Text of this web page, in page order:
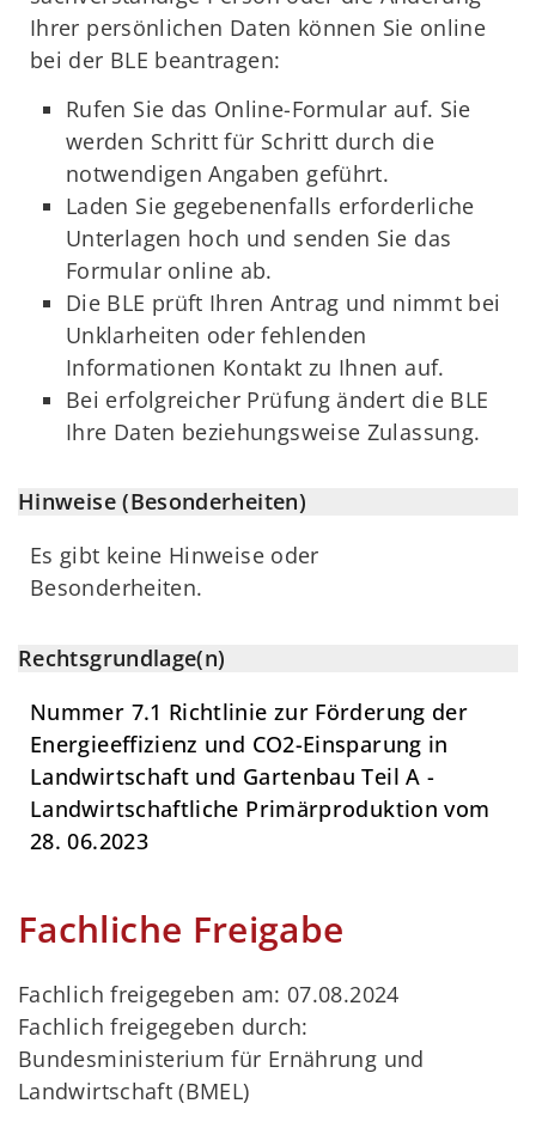
Ihrer persönlichen Daten können Sie online
bei der BLE beantragen:
Rufen Sie das Online-Formular auf. Sie
werden Schritt für Schritt durch die
notwendigen Angaben geführt.
Laden Sie gegebenenfalls erforderliche
Unterlagen hoch und senden Sie das
Formular online ab.
Die BLE prüft Ihren Antrag und nimmt bei
Unklarheiten oder fehlenden
Informationen Kontakt zu Ihnen auf.
Bei erfolgreicher Prüfung ändert die BLE
Ihre Daten beziehungsweise Zulassung.
Hinweise (Besonderheiten)
Es gibt keine Hinweise oder
Besonderheiten.
Rechtsgrundlage(n)
Nummer 7.1 Richtlinie zur Förderung der
Energieeffizienz und CO2-Einsparung in
Landwirtschaft und Gartenbau Teil A -
Landwirtschaftliche Primärproduktion vom
28. 06.2023
Fachliche Freigabe
Fachlich freigegeben am: 07.08.2024
Fachlich freigegeben durch:
Bundesministerium für Ernährung und
Landwirtschaft (BMEL)